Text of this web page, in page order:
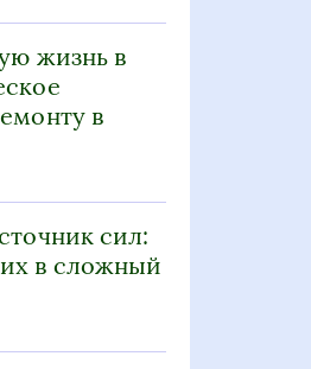
жизнь в
в
сил:
в сложный